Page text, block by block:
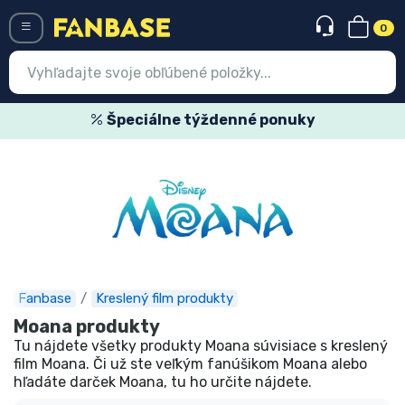
0
Špeciálne týždenné ponuky
Fanbase Kreslený film produkty
Moana produkty
Tu nájdete všetky produkty Moana súvisiace s kreslený
film Moana. Či už ste veľkým fanúšikom Moana alebo
hľadáte darček Moana, tu ho určite nájdete.
Expresná preprava
Predobjednávky
Outlet produkty